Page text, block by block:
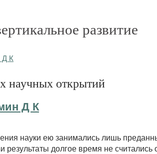
развитие
Д К
научных открытий
Д К
науки ею занимались лишь
результаты долгое время не считались